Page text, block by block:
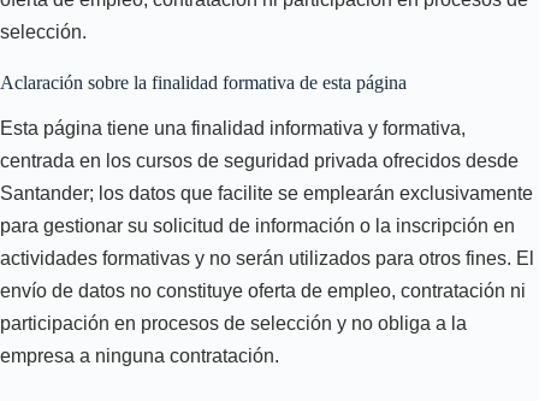
selección.
Aclaración sobre la finalidad formativa de esta página
Esta página tiene una finalidad informativa y formativa,
centrada en los cursos de seguridad privada ofrecidos desde
Santander; los datos que facilite se emplearán exclusivamente
para gestionar su solicitud de información o la inscripción en
actividades formativas y no serán utilizados para otros fines. El
envío de datos no constituye oferta de empleo, contratación ni
participación en procesos de selección y no obliga a la
empresa a ninguna contratación.